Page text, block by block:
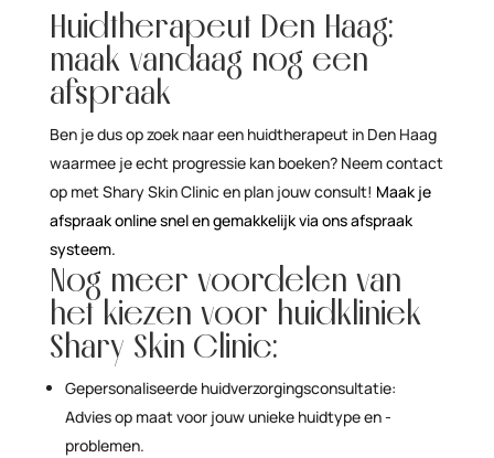
Huidtherapeut Den Haag:
maak vandaag nog een
afspraak
Ben je dus op zoek naar een huidtherapeut in Den Haag
waarmee je echt progressie kan boeken? Neem contact
op met Shary Skin Clinic en plan jouw consult! Maak je
afspraak online snel en gemakkelijk via ons afspraak
systeem.
Nog meer voordelen van
het kiezen voor huidkliniek
Shary Skin Clinic:
Gepersonaliseerde huidverzorgingsconsultatie:
Advies op maat voor jouw unieke huidtype en -
problemen.